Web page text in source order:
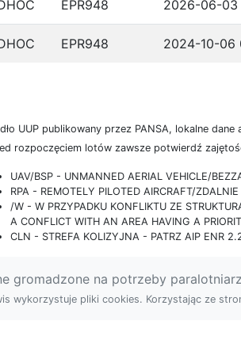
EPR948 2026-06-03
EPR948 2024-10-06
UUP publikowany przez PANSA, lokalne
rozpoczęciem lotów zawsze potwierdź
UAV/BSP - UNMANNED AERIAL VEHICLE/
RPA - REMOTELY PILOTED AIRCRAFT/
/W - W PRZYPADKU KONFLIKTU ZE
A CONFLICT WITH AN AREA HAVING A
CLN - STREFA KOLIZYJNA - PATRZ AIP ENR
gromadzone na potrzeby
wykorzystuje pliki cookies. Korzystając ze